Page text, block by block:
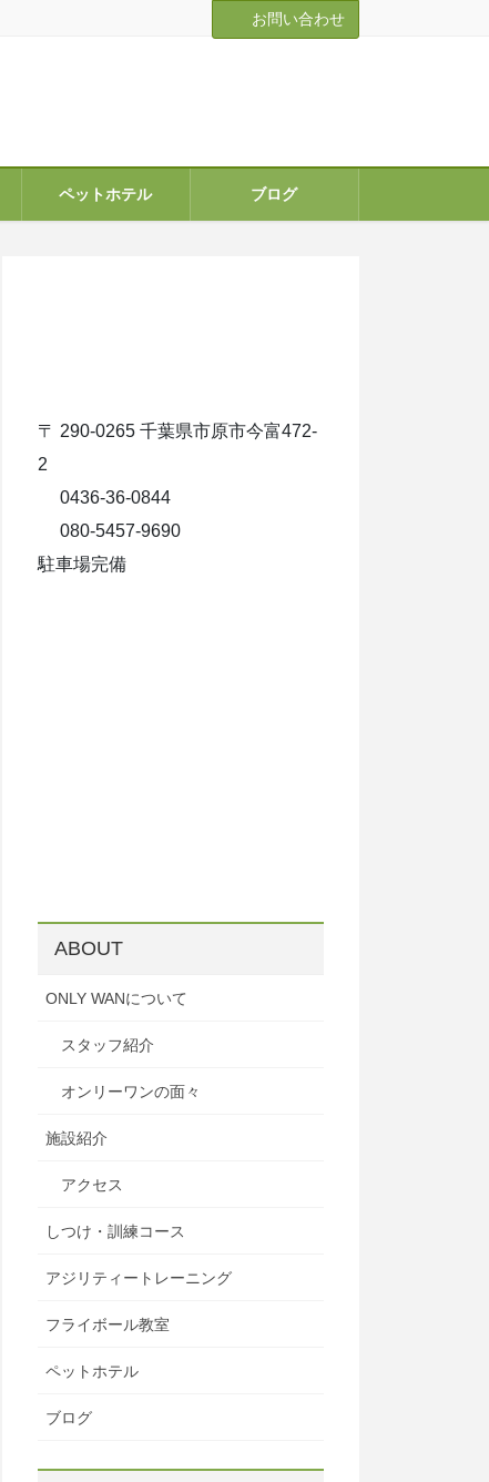
お問い合わせ
ペットホテル ブログ
〒 290-0265 千葉県市原市今富472-
2
0436-36-0844
080-5457-9690
駐車場完備
ABOUT
ONLY WANについて
スタッフ紹介
オンリーワンの面々
施設紹介
アクセス
しつけ・訓練コース
アジリティートレーニング
フライボール教室
ペットホテル
ブログ